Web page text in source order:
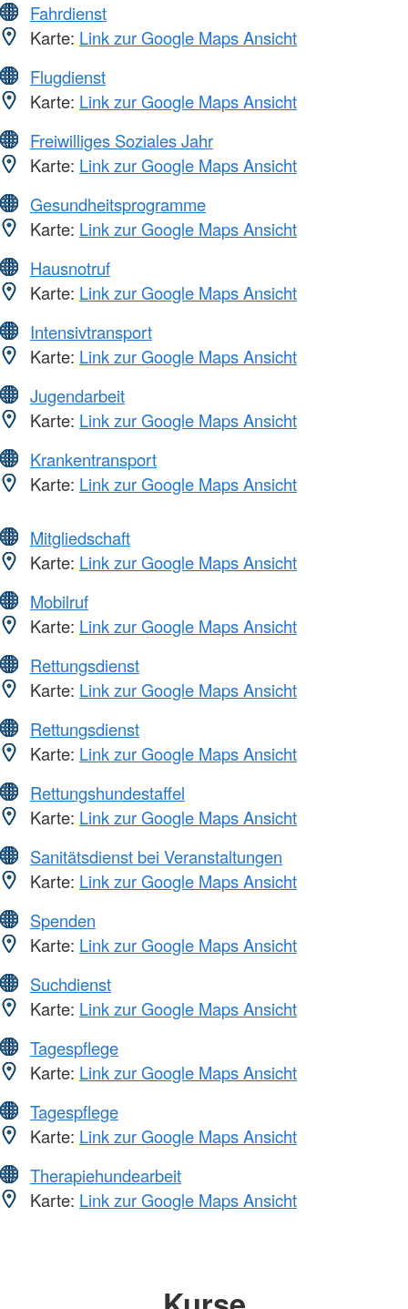
Fahrdienst
Karte: Link zur Google Maps Ansicht
Flugdienst
Karte: Link zur Google Maps Ansicht
Freiwilliges Soziales Jahr
Karte: Link zur Google Maps Ansicht
Gesundheitsprogramme
Karte: Link zur Google Maps Ansicht
Hausnotruf
Karte: Link zur Google Maps Ansicht
Intensivtransport
Karte: Link zur Google Maps Ansicht
Jugendarbeit
Karte: Link zur Google Maps Ansicht
Krankentransport
Karte: Link zur Google Maps Ansicht
Mitgliedschaft
Karte: Link zur Google Maps Ansicht
Mobilruf
Karte: Link zur Google Maps Ansicht
Rettungsdienst
Karte: Link zur Google Maps Ansicht
Rettungsdienst
Karte: Link zur Google Maps Ansicht
Rettungshundestaffel
Karte: Link zur Google Maps Ansicht
Sanitätsdienst bei Veranstaltungen
Karte: Link zur Google Maps Ansicht
Spenden
Karte: Link zur Google Maps Ansicht
Suchdienst
Karte: Link zur Google Maps Ansicht
Tagespflege
Karte: Link zur Google Maps Ansicht
Tagespflege
Karte: Link zur Google Maps Ansicht
Therapiehundearbeit
Karte: Link zur Google Maps Ansicht